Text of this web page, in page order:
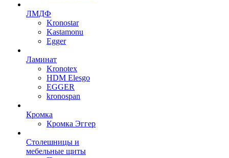
ЛМДФ
Kronostar
Kastamonu
Egger
Ламинат
Kronotex
HDM Elesgo
EGGER
kronospan
Кромка
Кромка Эггер
Столешницы и
мебельные щиты